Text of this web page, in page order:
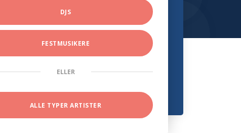
DJS
FESTMUSIKERE
ELLER
ALLE TYPER ARTISTER